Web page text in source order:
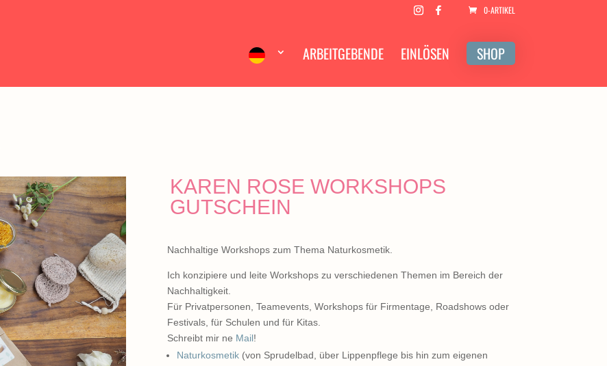
0-ARTIKEL
ARBEITGEBENDE EINLÖSEN SHOP
KAREN ROSE WORKSHOPS
GUTSCHEIN
Nachhaltige Workshops zum Thema Naturkosmetik.
Ich konzipiere und leite Workshops zu verschiedenen Themen im Bereich der
Nachhaltigkeit.
Für Privatpersonen, Teamevents, Workshops für Firmentage, Roadshows oder
Festivals, für Schulen und für Kitas.
Schreibt mir ne Mail!
Naturkosmetik(von Sprudelbad, über Lippenpflege bis hin zum eigenen